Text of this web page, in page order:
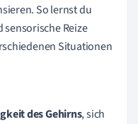
So lernst du
Reize
Situationen
des Gehirns, sich